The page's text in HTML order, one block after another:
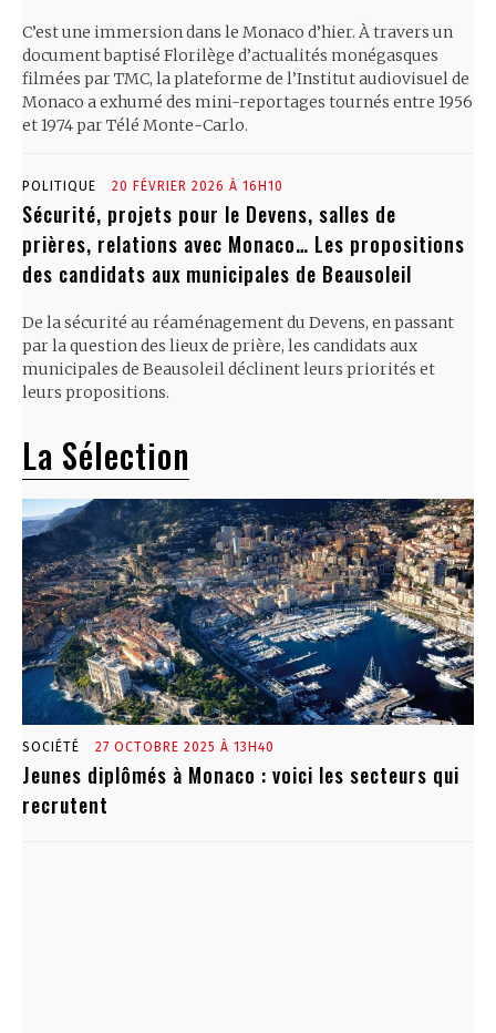
C’est une immersion dans le Monaco d’hier. À travers un
document baptisé Florilège d’actualités monégasques
filmées par TMC, la plateforme de l’Institut audiovisuel de
Monaco a exhumé des mini-reportages tournés entre 1956
et 1974 par Télé Monte-Carlo.
POLITIQUE 20 FÉVRIER 2026 À 16H10
Sécurité, projets pour le Devens, salles de
prières, relations avec Monaco… Les propositions
des candidats aux municipales de Beausoleil
De la sécurité au réaménagement du Devens, en passant
par la question des lieux de prière, les candidats aux
municipales de Beausoleil déclinent leurs priorités et
leurs propositions.
La Sélection
SOCIÉTÉ 27 OCTOBRE 2025 À 13H40
Jeunes diplômés à Monaco : voici les secteurs qui
recrutent